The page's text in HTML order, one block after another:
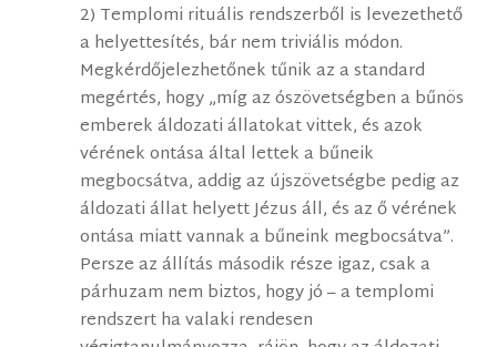
2) Templomi rituális rendszerből is levezethető
a helyettesítés, bár nem triviális módon.
Megkérdőjelezhetőnek tűnik az a standard
megértés, hogy „míg az ószövetségben a bűnös
emberek áldozati állatokat vittek, és azok
vérének ontása által lettek a bűneik
megbocsátva, addig az újszövetségbe pedig az
áldozati állat helyett Jézus áll, és az ő vérének
ontása miatt vannak a bűneink megbocsátva”.
Persze az állítás második része igaz, csak a
párhuzam nem biztos, hogy jó – a templomi
rendszert ha valaki rendesen